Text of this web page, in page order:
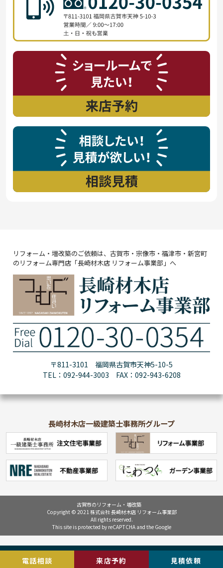
リフォーム・増改築のご依頼は、古賀市・宗像市・福津市・新宮町
のリフォーム専門店「長崎材木店 リフォーム事業部」へ
〒811-3101 福岡県古賀市天神5-10-5
TEL：092-944-3003 FAX：092-943-6208
長崎材木店一級建築士事務所グループ
古賀市のリフォーム・増改築
Copyright © 2021 株式会社 長崎材木店 リフォーム事業部
All rights reserved.
This site is protected by reCAPTCHA and the Google
電話相談 来店予約 見積依頼